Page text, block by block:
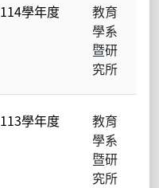
114學年度
教育
學系
暨研
究所
113學年度
教育
學系
暨研
究所